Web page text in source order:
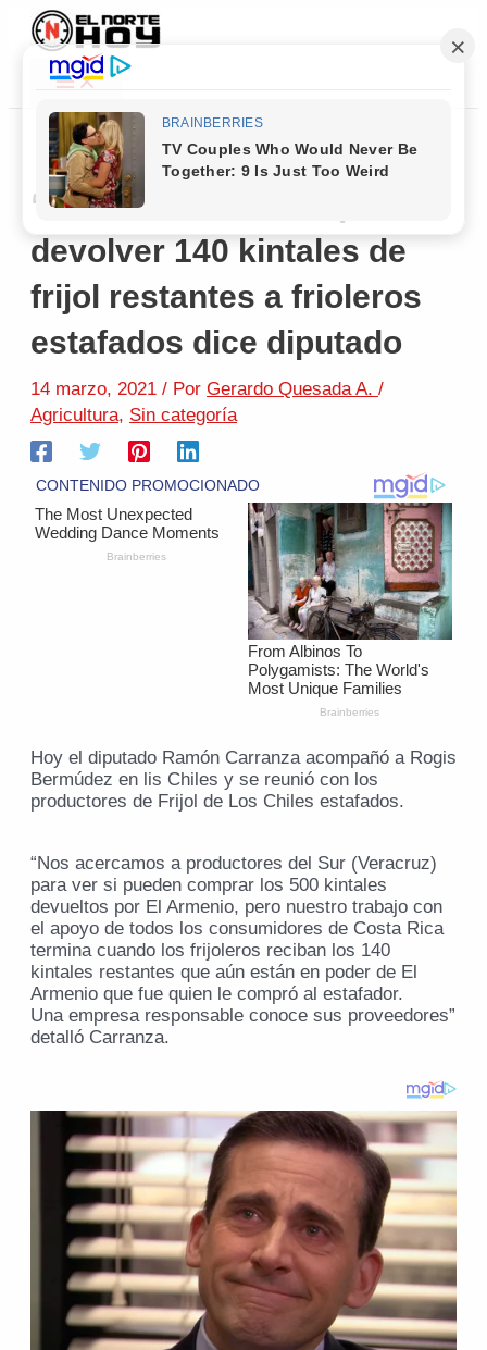
contenido
Main
Menu
“El Armenio” tiene que
devolver 140 kintales de
frijol restantes a frioleros
estafados dice diputado
14 marzo, 2021 / Por Gerardo Quesada A. /
Agricultura, Sin categoría
Hoy el diputado Ramón Carranza acompañó a Rogis
Bermúdez en lis Chiles y se reunió con los
productores de Frijol de Los Chiles estafados.
“Nos acercamos a productores del Sur (Veracruz)
para ver si pueden comprar los 500 kintales
devueltos por El Armenio, pero nuestro trabajo con
el apoyo de todos los consumidores de Costa Rica
termina cuando los frijoleros reciban los 140
kintales restantes que aún están en poder de El
Armenio que fue quien le compró al estafador.
Una empresa responsable conoce sus proveedores”
detalló Carranza.
Navegación
entradas